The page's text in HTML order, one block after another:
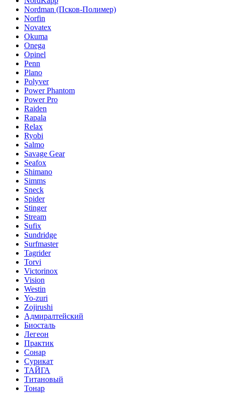
Nordman (Псков-Полимер)
Norfin
Novatex
Okuma
Onega
Opinel
Penn
Plano
Polyver
Power Phantom
Power Pro
Raiden
Rapala
Relax
Ryobi
Salmo
Savage Gear
Seafox
Shimano
Simms
Sneck
Spider
Stinger
Stream
Sufix
Sundridge
Surfmaster
Tagrider
Torvi
Victorinox
Vision
Westin
Yo-zuri
Zojirushi
Адмиралтейский
Биосталь
Легеон
Практик
Сонар
Сурикат
ТАЙГА
Титановый
Тонар